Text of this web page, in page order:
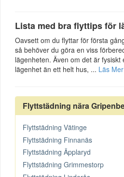
Lista med bra flyttips för
Oavsett om du flyttar för första
så behöver du göra en viss
lägenheten. Även om det är
lägenhet än ett helt hus, ... Läs Mer
Flyttstädning nära
Flyttstädning Vätinge
Flyttstädning Finnanäs
Flyttstädning Äpplaryd
Flyttstädning Grimmestorp